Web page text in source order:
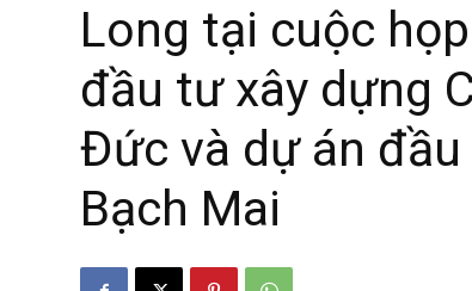
Long tại cuộc
đầu tư xây dựng
Đức và dự án đầu
Bạch Mai